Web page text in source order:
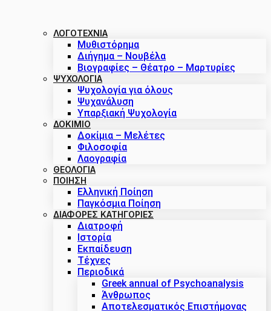
ΛΟΓΟΤΕΧΝΙΑ
Μυθιστόρημα
Διήγημα – Νουβέλα
Βιογραφίες – Θέατρο – Μαρτυρίες
ΨΥΧΟΛΟΓΙΑ
Ψυχολογία για όλους
Ψυχανάλυση
Υπαρξιακή Ψυχολογία
ΔΟΚΊΜΙΟ
Δοκίμια – Μελέτες
Φιλοσοφία
Λαογραφία
ΘΕΟΛΟΓΙΑ
ΠΟΙΗΣΗ
Ελληνική Ποίηση
Παγκόσμια Ποίηση
ΔΙΑΦΟΡΕΣ ΚΑΤΗΓΟΡΙΕΣ
Διατροφή
Ιστορία
Εκπαίδευση
Τέχνες
Περιοδικά
Greek annual of Psychoanalysis
Άνθρωπος
Αποτελεσματικός Επιστήμονας